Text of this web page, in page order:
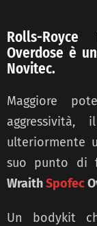
Rolls-
Overdose è
Novitec.
Maggiore
ulteriormente
suo punto di
WraithSpofec
Un bodykit